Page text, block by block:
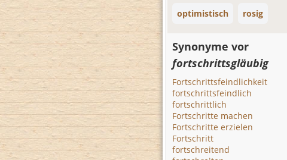
optimistisch rosig
Synonyme vor
fortschrittsgläubig
Fortschrittsfeindlichkeit
fortschrittsfeindlich
fortschrittlich
Fortschritte machen
Fortschritte erzielen
Fortschritt
fortschreitend